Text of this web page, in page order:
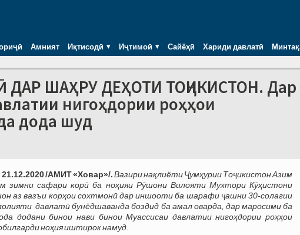
Амният Иқтисодӣ Иҷтимоӣ Сайёҳӣ Хариди давлатӣ
ДАР ШАҲРУ ДЕҲОТИ ТОҶИКИСТОН. Дар
нигоҳдории роҳҳои
дода шуд
/АМИТ«Ховар»/.Вазири нақлиёти Ҷумҳурии Тоҷикистон Азим
зимни сафари корӣ ба ноҳияи Рӯшони Вилояти Мухтори Кӯҳистони
аз вазъи корҳои сохтмонӣ дар иншооти ба шарафи ҷашни 30-солагии
давлатӣ бунёдшаванда боздид ба амал оварда, дар маросими ба
додани бинои нави бинои Муассисаи давлатии нигоҳдории роҳҳои
ноҳия иштирок намуд.